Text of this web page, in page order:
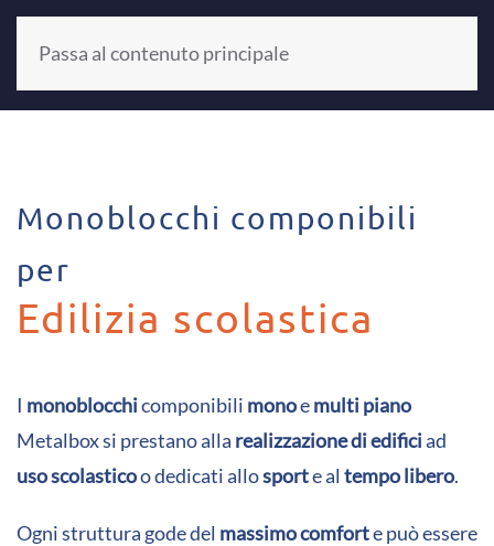
Passa al contenuto principale
Monoblocchi componibili
per
Edilizia scolastica
I monoblocchicomponibili monoemulti piano
Metalbox si prestano alla realizzazione di edificiad
uso scolasticoo dedicati allosporte al tempo libero.
Ogni struttura gode del massimo comforte può essere